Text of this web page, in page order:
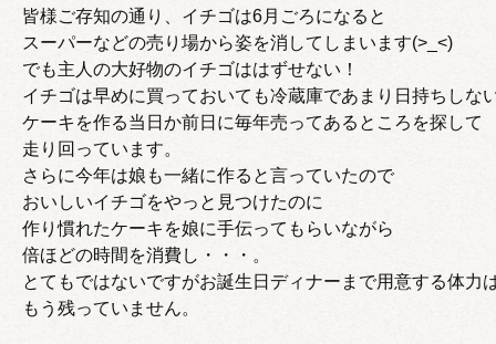
皆様ご存知の通り、イチゴは6月ごろになると
スーパーなどの売り場から姿を消してしまいます(>_<)
でも主人の大好物のイチゴははずせない！
イチゴは早めに買っておいても冷蔵庫であまり日持ちしな
ケーキを作る当日か前日に毎年売ってあるところを探して
走り回っています。
さらに今年は娘も一緒に作ると言っていたので
おいしいイチゴをやっと見つけたのに
作り慣れたケーキを娘に手伝ってもらいながら
倍ほどの時間を消費し・・・。
とてもではないですがお誕生日ディナーまで用意する体力
もう残っていません。